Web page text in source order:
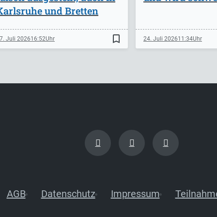
und Bretten
Juli 202616:52 bookmark_border 24. Juli 202611:34
AGB Datenschutz Impressum